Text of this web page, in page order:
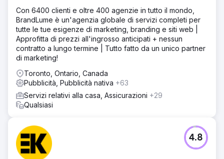
Con 6400 clienti e oltre 400 agenzie in tutto il mondo,
BrandLume è un'agenzia globale di servizi completi per
tutte le tue esigenze di marketing, branding e siti web |
Approfitta di prezzi all'ingrosso anticipati + nessun
contratto a lungo termine | Tutto fatto da un unico partner
di marketing!
Toronto, Ontario, Canada
Pubblicità, Pubblicità nativa +63
Servizi relativi alla casa, Assicurazioni +29
Qualsiasi
4.8